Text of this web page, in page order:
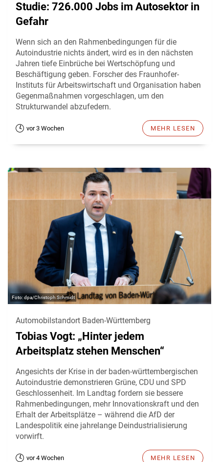
Studie: 726.000 Jobs im Autosektor in
Gefahr
Wenn sich an den Rahmenbedingungen für die
Autoindustrie nichts ändert, wird es in den nächsten
Jahren tiefe Einbrüche bei Wertschöpfung und
Beschäftigung geben. Forscher des Fraunhofer-
Instituts für Arbeitswirtschaft und Organisation haben
Gegenmaßnahmen vorgeschlagen, um den
Strukturwandel abzufedern.
vor 3 Wochen MEHR LESEN
dpa/Christoph Schmidt
Automobilstandort Baden-Württemberg
Tobias Vogt: „Hinter jedem
Arbeitsplatz stehen Menschen“
Angesichts der Krise in der baden-württembergischen
Autoindustrie demonstrieren Grüne, CDU und SPD
Geschlossenheit. Im Landtag fordern sie bessere
Rahmenbedingungen, mehr Innovationskraft und den
Erhalt der Arbeitsplätze – während die AfD der
Landespolitik eine jahrelange Deindustrialisierung
vorwirft.
vor 4 Wochen MEHR LESEN